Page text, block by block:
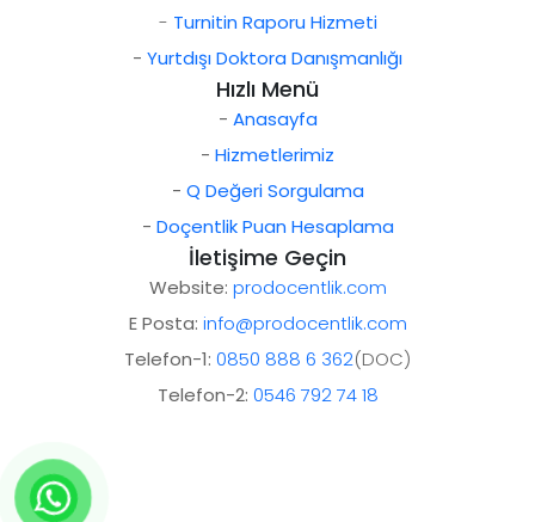
- Turnitin Raporu Hizmeti
- Yurtdışı Doktora Danışmanlığı
Hızlı Menü
- Anasayfa
- Hizmetlerimiz
- Q Değeri Sorgulama
- Doçentlik Puan Hesaplama
İletişime Geçin
Website: prodocentlik.com
E Posta: info@prodocentlik.com
Telefon-1: 0850 888 6 362(DOC)
Telefon-2: 0546 792 74 18